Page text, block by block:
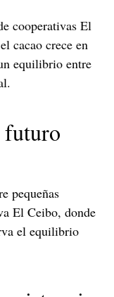
cooperativas El
cacao crece en
equilibrio entre
futuro
pequeñas
El Ceibo, donde
el equilibrio